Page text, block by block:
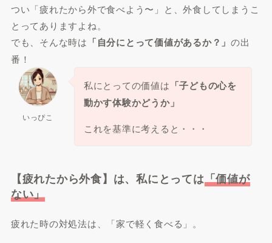
つい「疲れたから外で食べよう〜」と、外食してしまうこ
とってありますよね。
でも、そんな時は 「自分にとって価値があるか？」の出
番！
いっぴこ
私にとっての価値は 「子どもの心を
動かす体験かどうか」
これを基準に考えると・・・
【疲れたから外食】は、私にとっては「価値が
ない」
疲れた時の対処法は、「家で軽く食べる」。